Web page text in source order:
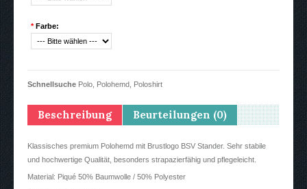
* Farbe:
Schnellsuche Polo Polohemd Poloshirt
Beschreibung Beurteilungen (0)
Klassisches premium Polohemd mit Brustlogo BSV Stander. Sehr stabile
und hochwertige Qualität, besonders strapazierfähig und pflegeleicht.
Material: Piqué 50% Baumwolle / 50% Polyester